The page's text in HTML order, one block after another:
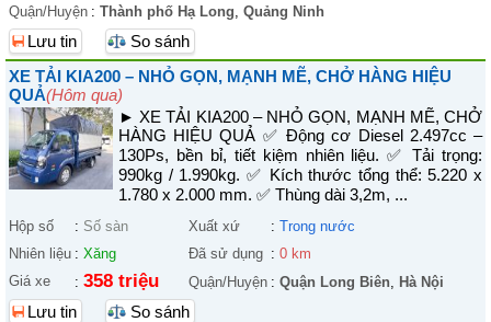
Quận/Huyện : Thành phố Hạ Long, Quảng Ninh
Lưu tin
So sánh
XE TẢI KIA200 – NHỎ GỌN, MẠNH MẼ, CHỞ HÀNG HIỆU
QUẢ(Hôm qua)
► XE TẢI KIA200 – NHỎ GỌN, MẠNH MẼ, CHỞ
HÀNG HIỆU QUẢ ✅ Động cơ Diesel 2.497cc –
130Ps, bền bỉ, tiết kiệm nhiên liệu. ✅ Tải trọng:
990kg / 1.990kg. ✅ Kích thước tổng thể: 5.220 x
1.780 x 2.000 mm. ✅ Thùng dài 3,2m, ...
Hộp số : Số sàn Xuất xứ : Trong nước
Nhiên liệu : Xăng Đã sử dụng : 0 km
Giá xe
: 358 triệu Quận/Huyện : Quận Long Biên, Hà Nội
Lưu tin So sánh